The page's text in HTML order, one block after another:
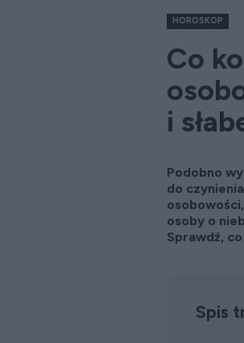
HOROSKOP
Co
i
Podobno
do
osoby o
Sprawdź,
Spis